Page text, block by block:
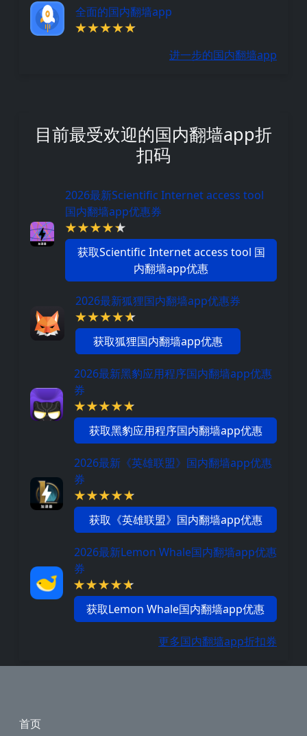
全面的国内翻墙app
进一步的国内翻墙app
目前最受欢迎的国内翻墙app折
扣码
2026最新Scientific Internet access tool
国内翻墙app优惠券
获取Scientific Internet access tool 国
内翻墙app优惠
2026最新狐狸国内翻墙app优惠券
获取狐狸国内翻墙app优惠
2026最新黑豹应用程序国内翻墙app优惠
券
获取黑豹应用程序国内翻墙app优惠
2026最新《英雄联盟》国内翻墙app优惠
券
获取《英雄联盟》国内翻墙app优惠
2026最新Lemon Whale国内翻墙app优惠
券
获取Lemon Whale国内翻墙app优惠
更多国内翻墙app折扣券
Footer
首页